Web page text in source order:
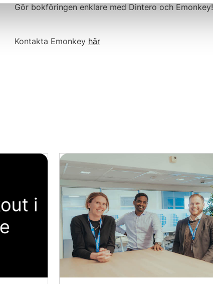
Gör bokföringen enklare med Dintero och Emonkey!
Kontakta Emonkey här